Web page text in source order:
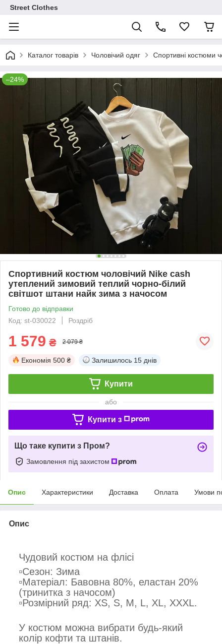
Street Clothes
Каталог товарів Чоловічий одяг Спортивні костюми
–24%
Спортивний костюм чоловічий Nike cash
утеплений зимовий теплий чорно-білий
світшот штани найк зима з начосом
Готово до відправки
Код: st-030022
Роздріб
1 579 ₴ 2 079 ₴
Економія 500 ₴ Залишилось 15 днів
Купити
або
Купити з
Що таке купити з Пром?
Замовлення під захистом
Опис Характеристики Доставка Оплата Умови
Опис
Чудовий костюм на флісі
▫️Сезон: Зима
▫️Матеріал: Бавовна 80%, еластан 20%
(тринитка з начосом)
▫️Розмірний ряд: XS, S, M, L, XL, XXXL.
У костюм можна вибрати будь-який
колір кофти та штанів.